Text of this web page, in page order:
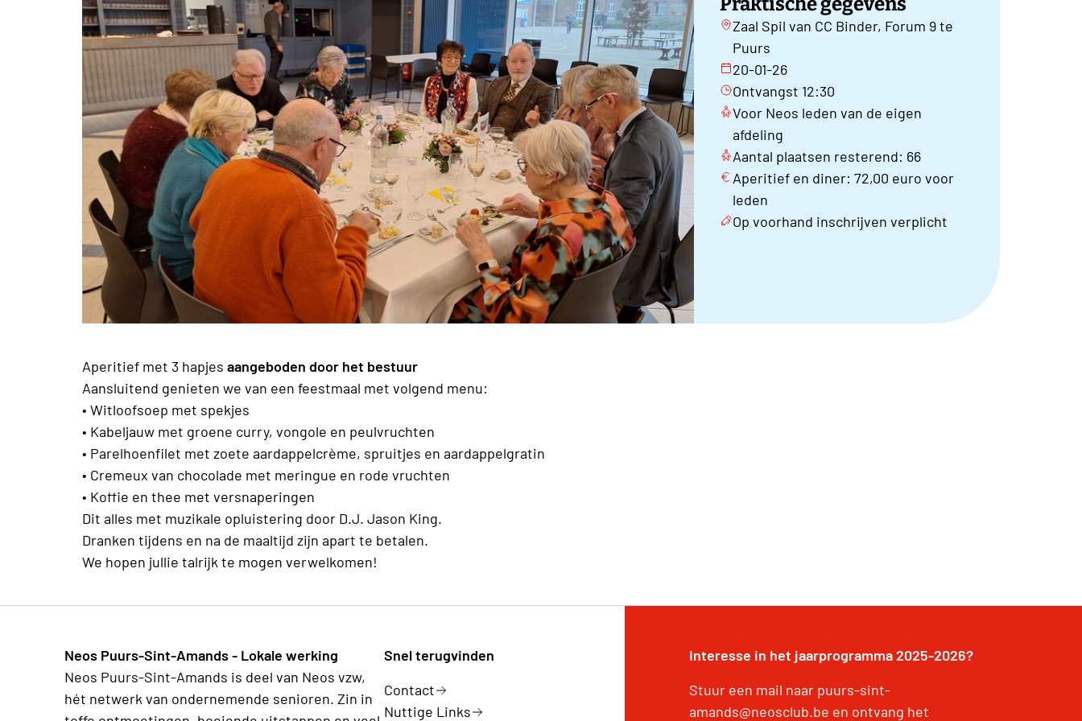
Zaal Spil van CC Binder, Forum 9 te
Puurs
20-01-26
Ontvangst 12:30
Voor Neos leden van de eigen
afdeling
Aantal plaatsen resterend: 66
Aperitief en diner: 72,00 euro voor
leden
Op voorhand inschrijven verplicht
Aperitief met 3 hapjes aangeboden door het bestuur
Aansluitend genieten we van een feestmaal met volgend menu:
• Witloofsoep met spekjes
• Kabeljauw met groene curry, vongole en peulvruchten
• Parelhoenfilet met zoete aardappelcrème, spruitjes en aardappelgratin
• Cremeux van chocolade met meringue en rode vruchten
• Koffie en thee met versnaperingen
Dit alles met muzikale opluistering door D.J. Jason King.
Dranken tijdens en na de maaltijd zijn apart te betalen.
We hopen jullie talrijk te mogen verwelkomen!
Neos Puurs-Sint-Amands - Lokale werking
Neos Puurs-Sint-Amands is deel van Neos vzw,
hét netwerk van ondernemende senioren. Zin in
Snel terugvinden
Contact
Nuttige Links
Interesse in het jaarprogramma 2025-2026?
Stuur een mail naar puurs-sint-
amands@neosclub.be en ontvang het